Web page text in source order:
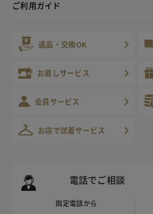
ご利用ガイド
返品・交換OK
お直しサービス
会員サービス
お店で試着サービス
電話でご相談
固定電話から